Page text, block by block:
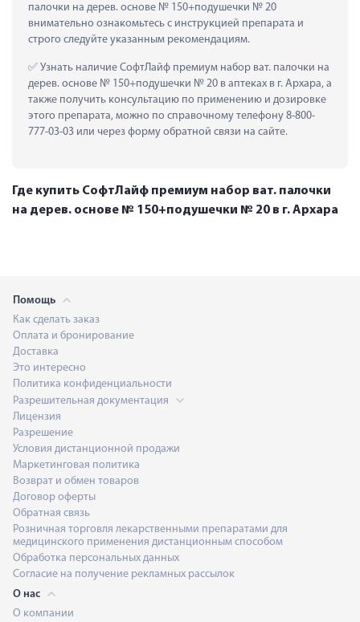
палочки на дерев. основе № 150+подушечки № 20
внимательно ознакомьтесь с инструкцией препарата и
строго следуйте указанным рекомендациям.
Узнать наличие СофтЛайф премиум набор ват. палочки на
дерев. основе № 150+подушечки № 20 в аптеках в г. Архара, а
также получить консультацию по применению и дозировке
этого препарата, можно по справочному телефону 8-800-
777-03-03 или через форму обратной связи на сайте.
Где купить СофтЛайф премиум набор ват. палочки
на дерев. основе № 150+подушечки № 20 в г. Архара
Помощь
Как сделать заказ
Оплата и бронирование
Доставка
Это интересно
Политика конфиденциальности
Разрешительная документация
Лицензия
Разрешение
Условия дистанционной продажи
Маркетинговая политика
Возврат и обмен товаров
Договор оферты
Обратная связь
Розничная торговля лекарственными препаратами для
медицинского применения дистанционным способом
Обработка персональных данных
Согласие на получение рекламных рассылок
О нас
О компании